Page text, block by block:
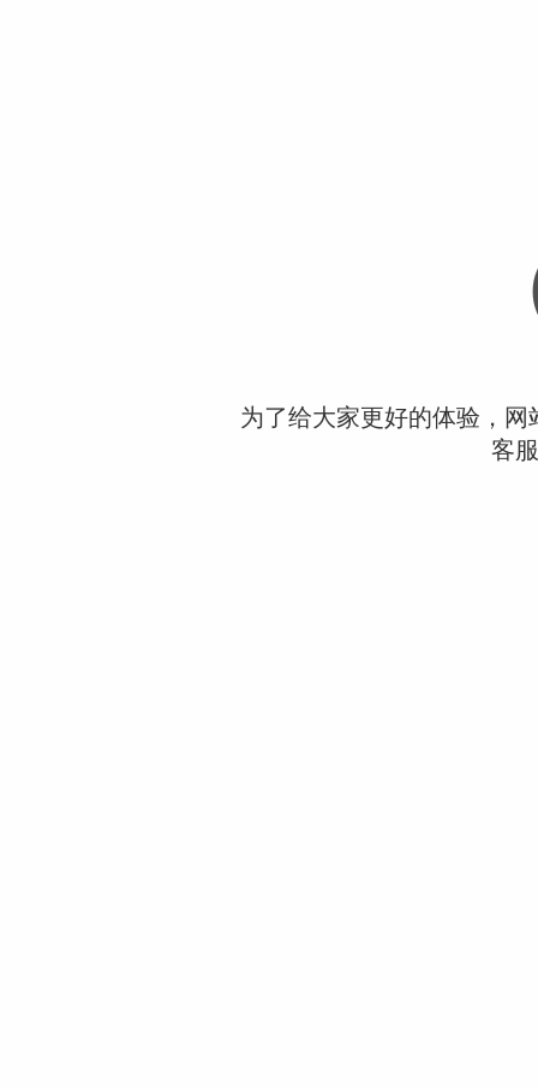
为了给大家更好的体验，
客